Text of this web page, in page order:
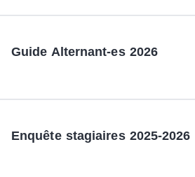
Guide Alternant-es 2026
Enquête stagiaires 2025-2026